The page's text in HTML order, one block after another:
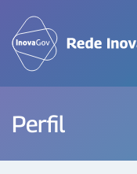
Perfil